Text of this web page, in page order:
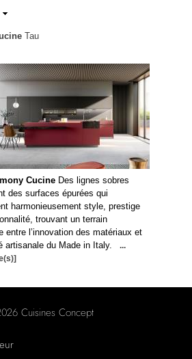
Tau
CucineDes lignes sobres
des surfaces épurées qui
harmonieusement style, prestige
trouvant un terrain
entre l’innovation des matériaux et
artisanale du Made in Italy.
...
Cuisines Concept